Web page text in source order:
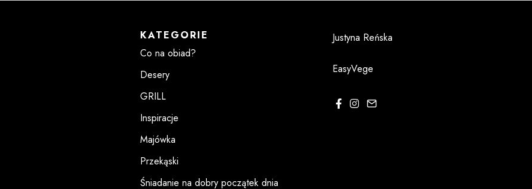
KATEGORIE
Co na obiad?
Desery
GRILL
Inspiracje
Majówka
Przekąski
Śniadanie na dobry początek dnia
Justyna Reńska
EasyVege